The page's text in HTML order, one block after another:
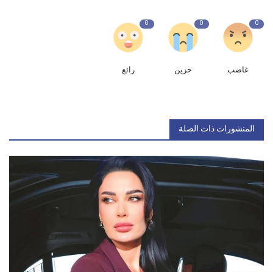
0
غاضب
0
حزين
0
رائع
المنشورات ذات الصلة